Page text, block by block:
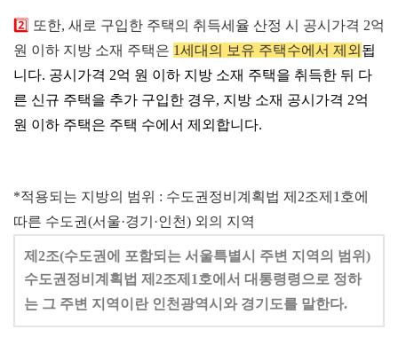
2️⃣ 또한, 새로 구입한 주택의 취득세율 산정 시 공시가격 2억
원 이하 지방 소재 주택은 1세대의 보유 주택수에서 제외 됩
니다. 공시가격 2억 원 이하 지방 소재 주택을 취득한 뒤 다
른 신규 주택을 추가 구입한 경우, 지방 소재 공시가격 2억
원 이하 주택은 주택 수에서 제외합니다.
*적용되는 지방의 범위 : 수도권정비계획법 제2조제1호에
따른 수도권(서울·경기 ·인천) 외의 지역
제2조(수도권에 포함되는 서울특별시 주변 지역의 범위)
수도권정비계획법 제2조제1호에서 대통령령으로 정하
는 그 주변 지역이란 인천광역시와 경기도를 말한다.